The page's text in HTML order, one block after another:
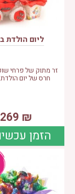
ליום הולדת
זר מתוק של פרחי
חרס של יום
₪
269
הזמן